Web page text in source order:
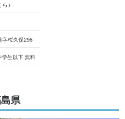
）
字桜久保296
学生以下:無料
県